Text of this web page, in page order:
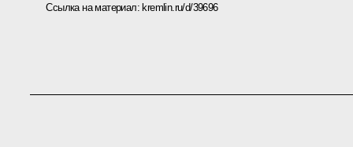
Ссылка на материал:kremlin.ru/d/39696